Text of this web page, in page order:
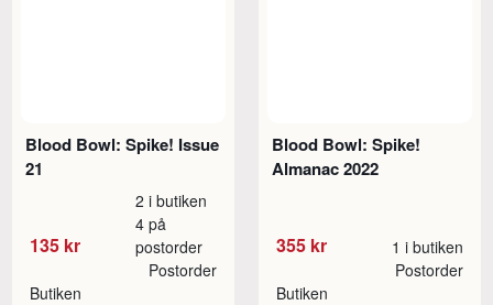
Blood Bowl: Spike! Issue
21
135 kr
2 i butiken
4 på
postorder
Butiken
Postorder
Blood Bowl: Spike!
Almanac 2022
355 kr 1 i butiken
Butiken
Postorder